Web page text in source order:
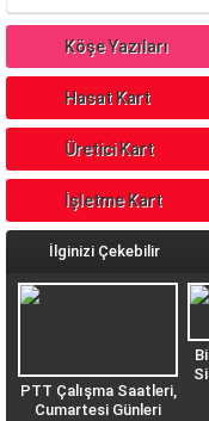
Köşe Yazıları
Hasat Kart
Üretici Kart
İşletme Kart
İlginizi Çekebilir
PTT Çalışma Saatleri,
Cumartesi Günleri